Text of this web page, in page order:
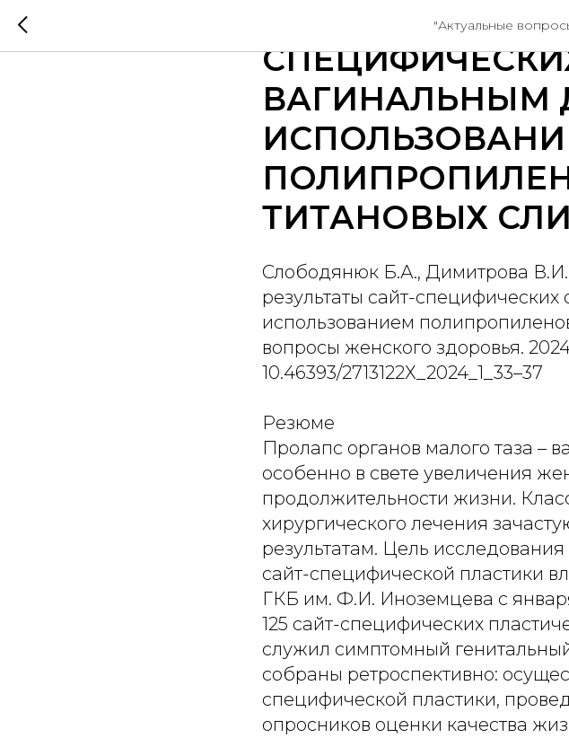
"Актуальные
ОТДАЛЕННЫЕ
ВАГИНАЛЬНЫМ
ТИТАНОВЫХ
Слободянюк Б.А., Димитрова
результаты сайт-
использованием
вопросы женского здоровья.
10.46393/2713122Х_2024_1_33–37
Резюме
Пролапс органов малого таза –
особенно в свете увеличения
продолжительности жизни.
хирургического лечения
результатам. Цель
сайт-специфической пластики
ГКБ им. Ф.И. Иноземцева с
125 сайт-специфических
служил симптомный
собраны ретроспективно:
специфической пластики,
опросников оценки качества